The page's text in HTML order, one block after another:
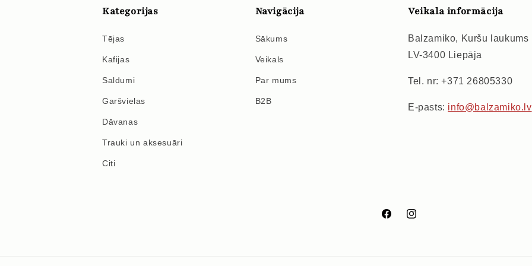
Kategorijas
Tējas
Kafijas
Saldumi
Garšvielas
Dāvanas
Trauki un aksesuāri
Citi
Navigācija
Sākums
Veikals
Par mums
B2B
Veikala informācija
Balzamiko, Kuršu laukums
LV-3400 Liepāja
Tel. nr: +371 26805330
E-pasts: info@balzamiko.lv
FacebookInstagram